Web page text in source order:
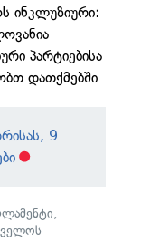
ინკლუზიური:
პარტიებისა
დათქმებში.
9
,